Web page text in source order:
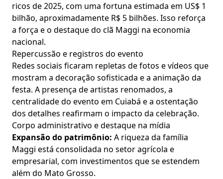
ricos de 2025, com uma fortuna estimada em US$ 1
bilhão, aproximadamente R$ 5 bilhões. Isso reforça
a força e o destaque do clã Maggi na economia
nacional.
Repercussão e registros do evento
Redes sociais ficaram repletas de fotos e vídeos que
mostram a decoração sofisticada e a animação da
festa. A presença de artistas renomados, a
centralidade do evento em Cuiabá e a ostentação
dos detalhes reafirmam o impacto da celebração.
Corpo administrativo e destaque na mídia
Expansão do patrimônio: A riqueza da família
Maggi está consolidada no setor agrícola e
empresarial, com investimentos que se estendem
além do Mato Grosso.